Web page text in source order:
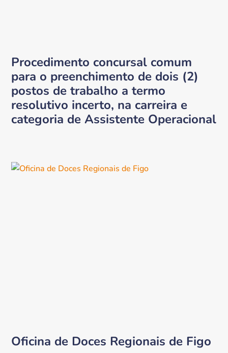
Procedimento concursal comum
para o preenchimento de dois (2)
postos de trabalho a termo
resolutivo incerto, na carreira e
categoria de Assistente Operacional
Oficina de Doces Regionais de Figo